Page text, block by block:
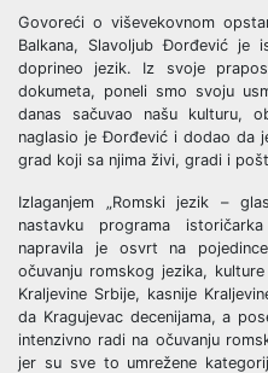
Govoreći o viševekovnom
Balkana, Slavoljub Đorđević
doprineo jezik. Iz svoje
dokumeta, poneli smo svoju
danas sačuvao našu kulturu,
naglasio je Đorđević i dodao da
grad koji sa njima živi, gradi i
Izlaganjem „Romski jezik –
nastavku programa
napravila je osvrt na
očuvanju romskog jezika,
Kraljevine Srbije, kasnije
da Kragujevac decenijama, a
intenzivno radi na očuvanju
jer su sve to umrežene